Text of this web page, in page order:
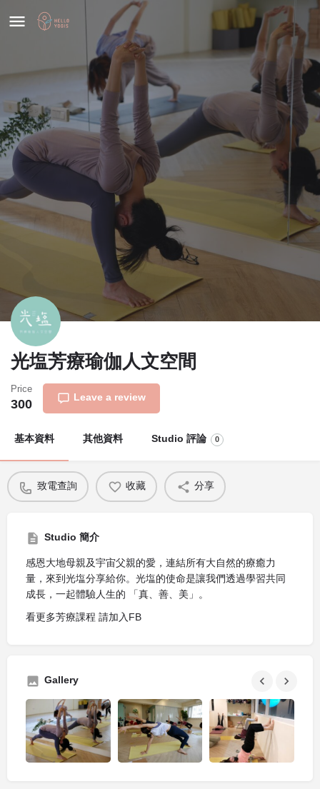
光塩芳療瑜伽人文空間
Price
300 Leave a review
基本資料 其他資料 Studio 評論 0
致電查詢 收藏 分享
Studio 簡介
感恩大地母親及宇宙父親的愛，連結所有大自然的療癒力
量，來到光塩分享給你。光塩的使命是讓我們透過學習共同
成長，一起體驗人生的 「真、善、美」。
看更多芳療課程 請加入FB
Gallery